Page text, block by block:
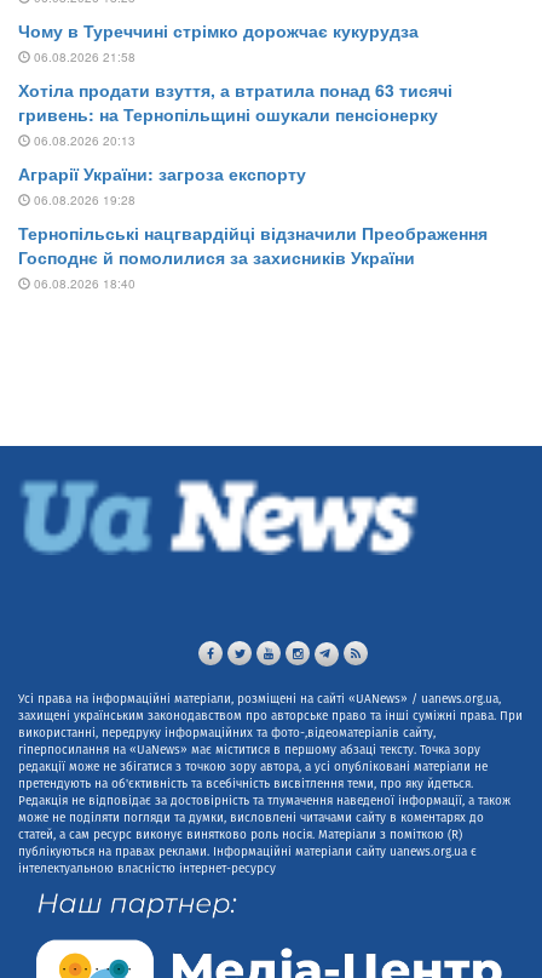
Усі права на інформаційні матеріали, розміщені на сайті «UANews» / uanews.org.ua,
захищені українським законодавством про авторське право та інші суміжні права. При
використанні, передруку інформаційних та фото-,відеоматеріалів сайту,
гіперпосилання на «UaNews» має міститися в першому абзаці тексту. Точка зору
редакції може не збігатися з точкою зору автора, а усі опубліковані матеріали не
претендують на об'єктивність та всебічність висвітлення теми, про яку йдеться.
Редакція не відповідає за достовірність та тлумачення наведеної інформації, а також
може не поділяти погляди та думки, висловлені читачами сайту в коментарях до
статей, а сам ресурс виконує винятково роль носія. Матеріали з поміткою (R)
публікуються на правах реклами. Інформаційні матеріали сайту uanews.org.ua є
інтелектуальною власністю інтернет-ресурсу